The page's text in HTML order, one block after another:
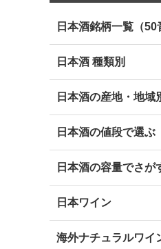
日本酒銘柄一覧（50
日本酒 種類別
日本酒の産地・地域
日本酒の値段で選ぶ
日本酒の容量でさが
日本ワイン
海外ナチュラルワイ